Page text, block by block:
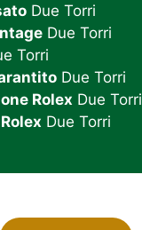
Due Torri
Due Torri
Torri
Due Torri
Rolex Due Torri
Due Torri